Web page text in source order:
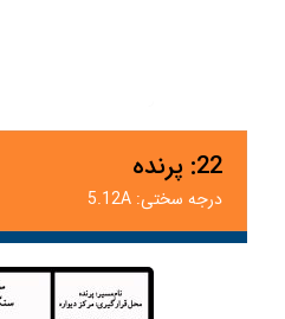
22: پرنده
درجه سختی: 5.12A